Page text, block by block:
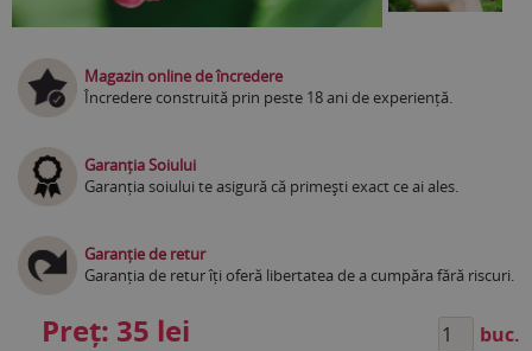
Magazin online de încredere
Încredere construită prin peste 18 ani de experiență.
Garanția Soiului
Garanția soiului te asigură că primești exact ce ai ales.
Garanție de retur
Garanția de retur îți oferă libertatea de a cumpăra fără riscuri.
Preț: 35 lei buc.